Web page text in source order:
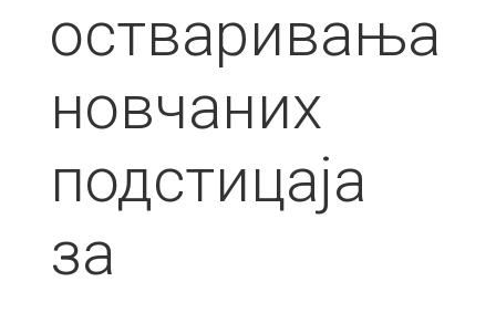
остваривања
новчаних
подстицаја
за